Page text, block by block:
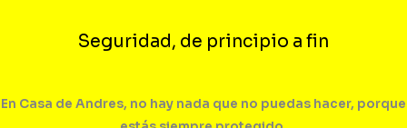
Seguridad, de principio a fin
En Casa de Andres, no hay nada que no puedas hacer, porque